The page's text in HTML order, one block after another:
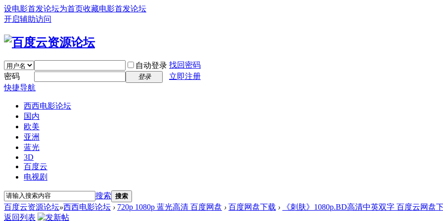
设电影首发论坛为首页收藏电影首发论坛
开启辅助访问
自动登录 找回密码
密码
登录
立即注册
快捷导航
西西电影论坛
国内
欧美
亚洲
蓝光
3D
百度云
电视剧
搜索 搜索
百度云资源论坛»西西电影论坛 › 720p 1080p 蓝光高清 百度网盘 › 百度网盘下载 ›
《刺肤》1080p.BD高清中英双字 百度云网盘
返回列表